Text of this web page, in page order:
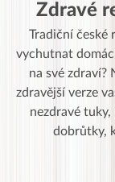
Zdravé
Tradiční české
vychutnat
na své zdraví?
zdravější verze
nezdravé
dobrůtky,